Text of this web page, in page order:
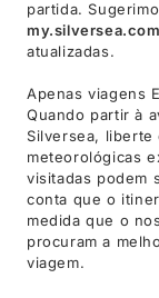
partida.
my.silversea.com
atualizadas.
Apenas viagens
Quando partir à
Silversea, liberte
meteorológicas
visitadas podem
conta que o
medida que o
procuram a
viagem.